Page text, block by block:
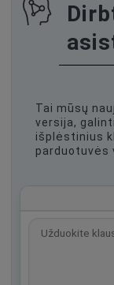
Tai mūsų
versija,
išplėstinius
parduotuvės